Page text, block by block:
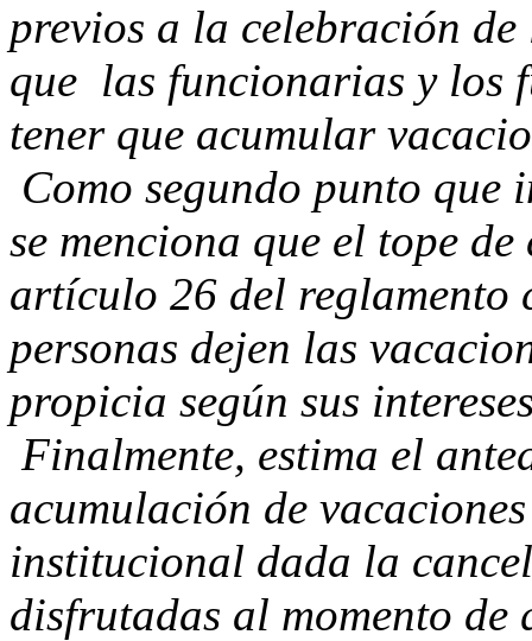
previos a la celebración
que las funcionarias y los
tener que acumular
Como segundo punto
se menciona que el tope
artículo 26 del reglamento
personas dejen las
propicia según sus
Finalmente, estima el
acumulación de
institucional dada la
disfrutadas al momento de